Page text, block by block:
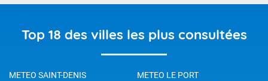
Top 18 des villes les plus consultées
METEO SAINT-DENIS
METEO LE PORT